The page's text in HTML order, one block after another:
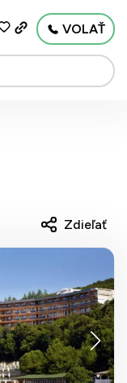
VOLAŤ
Zdieľať